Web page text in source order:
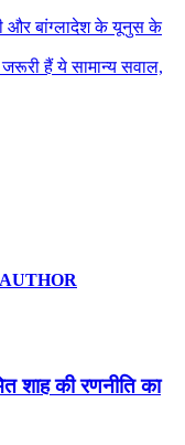
और बांग्‍लादेश के यूनुस के
हैं ये सामान्य सवाल,
की रणनीति का